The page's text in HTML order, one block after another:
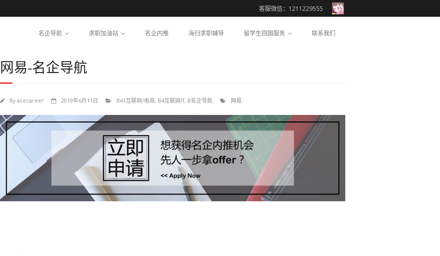
客服微信：1211229555
名企导航 求职加油站 名企内推 海归求职辅导 留学生回国服务 联系我们
网易-名企导航
Byacecareer 2019年6月11日 B41互联网/电商, B4互联网IT, B名企导航 网易